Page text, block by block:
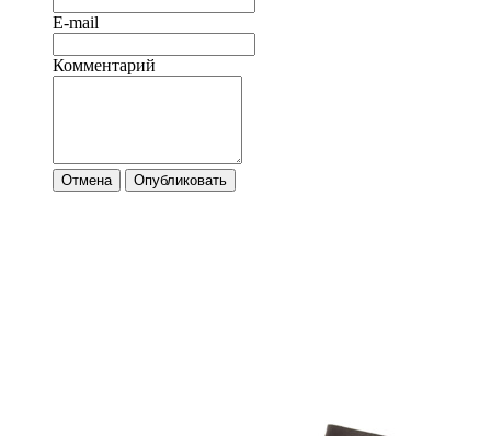
E-mail
Комментарий
Отмена Опубликовать